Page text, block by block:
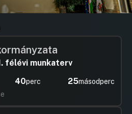
félévi munkaterv
40perc 24másodperc